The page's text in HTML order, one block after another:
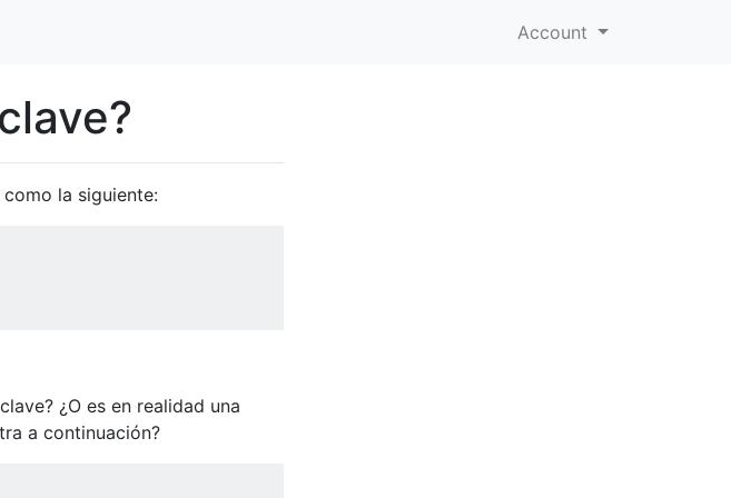
Account
la siguiente:
¿O es en realidad una
a continuación?